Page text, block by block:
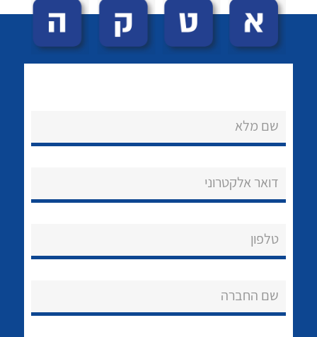
הצוות שלנו
שירותי תמיכה
לכל מוצרי היצרן לכל מוצרי היצרן
שם מלא
דואר אלקטרוני
טלפון
שם החברה